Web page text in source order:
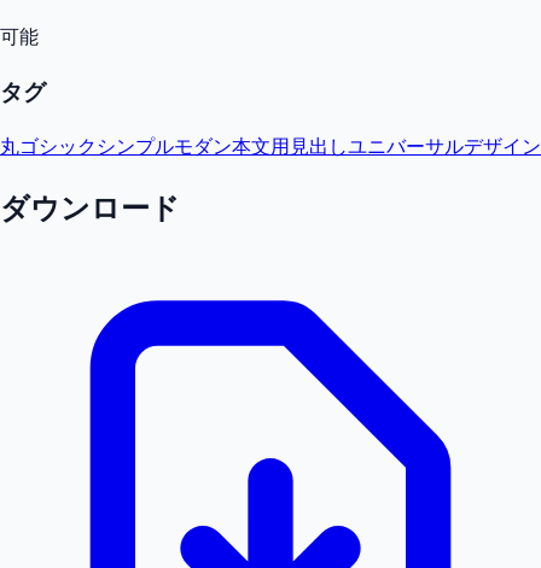
可能
タグ
丸ゴシック シンプルモダン本文用 見出しユニバーサルデザイン
ダウンロード